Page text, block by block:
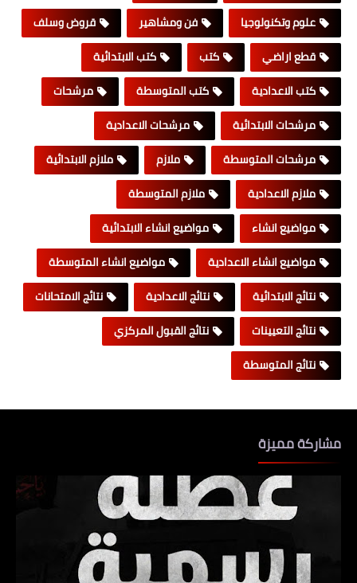
علوم وتكنولوجيا
فن ومشاهير
قروض وسلف
قطع اراضي
كتب
كتب الابتدائية
كتب الاعدادية
كتب المتوسطة
مرشحات
مرشحات الابتدائية
مرشحات الاعدادية
مرشحات المتوسطة
ملازم
ملازم الابتدائية
ملازم الاعدادية
ملازم المتوسطة
مواضيع انشاء
مواضيع انشاء الابتدائية
مواضيع انشاء الاعدادية
مواضيع انشاء المتوسطة
نتائج الابتدائية
نتائج الاعدادية
نتائج الامتحانات
نتائج التعيينات
نتائج القبول المركزي
نتائج المتوسطة
مشاركة مميزة